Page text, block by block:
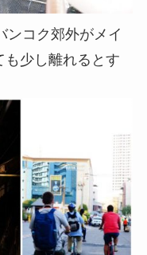
ンコク郊外がメイ
も少し離れるとす